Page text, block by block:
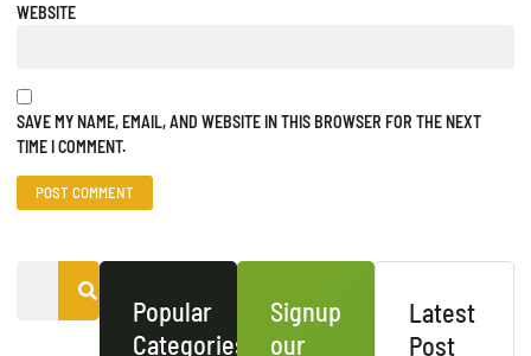
WEBSITE
SAVE MY NAME, EMAIL, AND WEBSITE IN THIS BROWSER FOR THE NEXT
TIME I COMMENT.
Popular
Categories
Signup
our
Latest
Post